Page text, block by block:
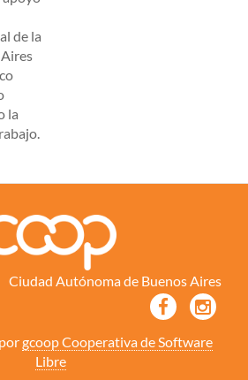
de la
la
Ciudad Autónoma de Buenos Aires
gcoop Cooperativa de Software
Libre